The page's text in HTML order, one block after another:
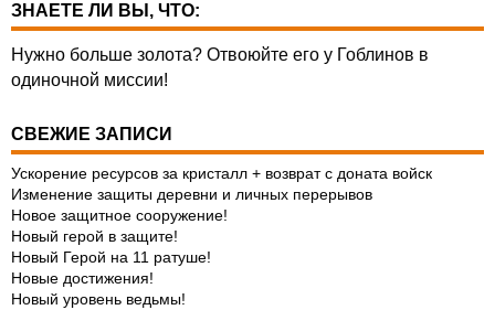
ЗНАЕТЕ ЛИ ВЫ, ЧТО:
Нужно больше золота? Отвоюйте его у Гоблинов в
одиночной миссии!
СВЕЖИЕ ЗАПИСИ
Ускорение ресурсов за кристалл + возврат с доната войск
Изменение защиты деревни и личных перерывов
Новое защитное сооружение!
Новый герой в защите!
Новый Герой на 11 ратуше!
Новые достижения!
Новый уровень ведьмы!